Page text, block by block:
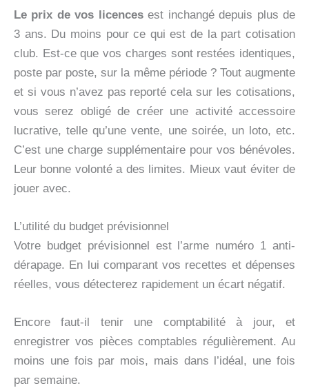
Le prix de vos licencesest inchangé depuis plus de
3 ans. Du moins pour ce qui est de la part cotisation
club. Est-ce que vos charges sont restées identiques,
poste par poste, sur la même période ? Tout augmente
et si vous n’avez pas reporté cela sur les cotisations,
vous serez obligé de créer une activité accessoire
lucrative, telle qu’une vente, une soirée, un loto, etc.
C’est une charge supplémentaire pour vos bénévoles.
Leur bonne volonté a des limites. Mieux vaut éviter de
jouer avec.
L’utilité du budget prévisionnel
Votre budget prévisionnel est l’arme numéro 1 anti-
dérapage. En lui comparant vos recettes et dépenses
réelles, vous détecterez rapidement un écart négatif.
Encore faut-il tenir une comptabilité à jour, et
enregistrer vos pièces comptables régulièrement. Au
moins une fois par mois, mais dans l’idéal, une fois
par semaine.